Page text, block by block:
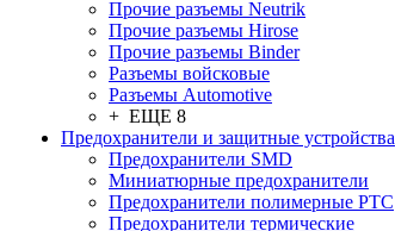
Прочие разъемы Neutrik
Прочие разъемы Hirose
Прочие разъемы Binder
Разъемы войсковые
Разъeмы Automotive
+ ЕЩЕ 8
Предохранители и защитные устройства
Предохранители SMD
Миниатюрные предохранители
Предохранители полимерные PTC
Предохранители термические